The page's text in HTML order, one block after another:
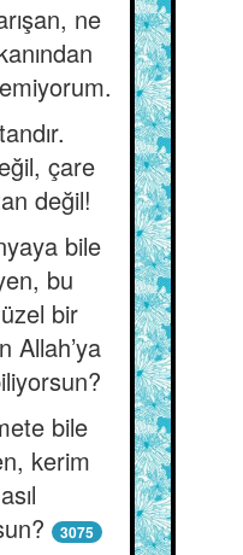
ne
çare
değil!
bile
bu
bir
Allah’ya
bile
kerim
3075